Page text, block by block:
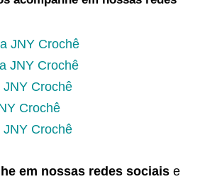
JNY Crochê
JNY Crochê
JNY Crochê
Crochê
JNY Crochê
em nossas redes sociais e